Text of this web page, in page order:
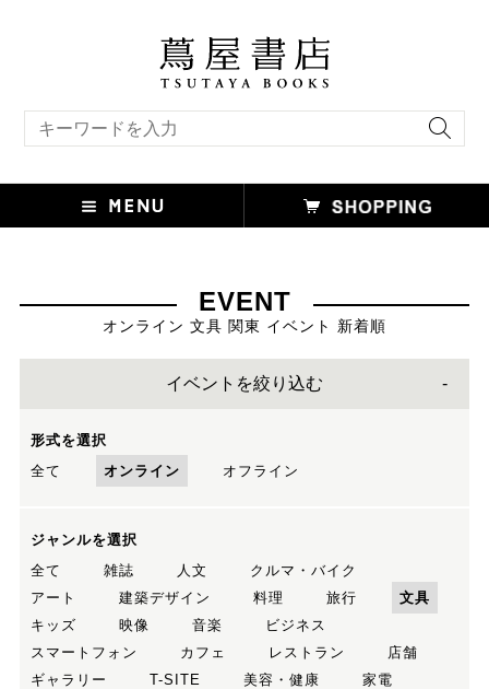
EVENT
オンライン 文具 関東 イベント 新着順
イベントを絞り込む
形式を選択
全て
オンライン オフライン
ジャンルを選択
全て
雑誌 人文
クルマ・バイク
アート
建築デザイン 料理 旅行
文具
キッズ
映像 音楽
ビジネス
スマートフォン
カフェ レストラン
店舗
ギャラリー
T-SITE 美容・健康
家電